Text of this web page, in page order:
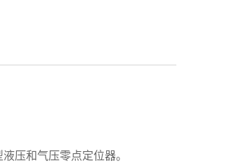
压和气压零点定位器。